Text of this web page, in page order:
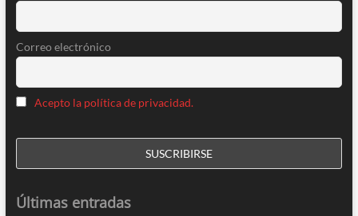
Correo electrónico
Acepto la política de privacidad.
Últimas entradas